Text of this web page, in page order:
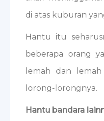
di atas kuburan
Hantu itu
beberapa orang
lemah dan
lorong-lorongnya.
Hantu bandara